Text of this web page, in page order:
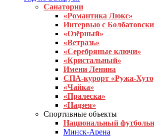
Санатории
«Романтика Люкс»
Интервью с
«Озёрный»
«Ветразь»
«Серебряные ключи»
«Кристальный»
Имени Ленина
СПА-курорт «Ружа-
«Чайка»
«Пралеска»
«Надзея»
Спортивные объекты
Национальный
Минск-Арена